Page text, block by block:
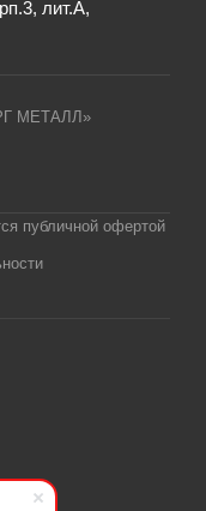
лит.А,
МЕТАЛЛ»
публичной офертой